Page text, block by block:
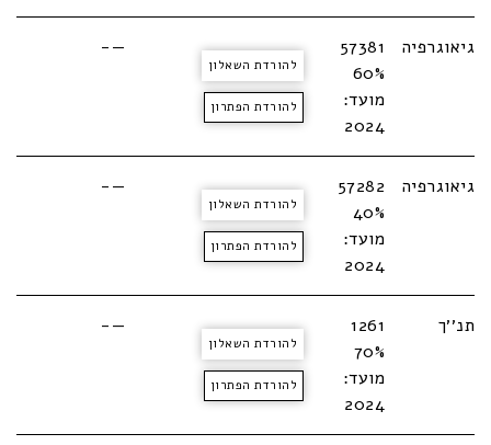
גיאוגרפיה
57381
60%
מועד:
2024
להורדת השאלון
להורדת הפתרון
—-
גיאוגרפיה
57282
40%
מועד:
2024
להורדת השאלון
להורדת הפתרון
—-
תנ׳׳ך
1261
70%
מועד:
2024
להורדת השאלון
להורדת הפתרון
—-